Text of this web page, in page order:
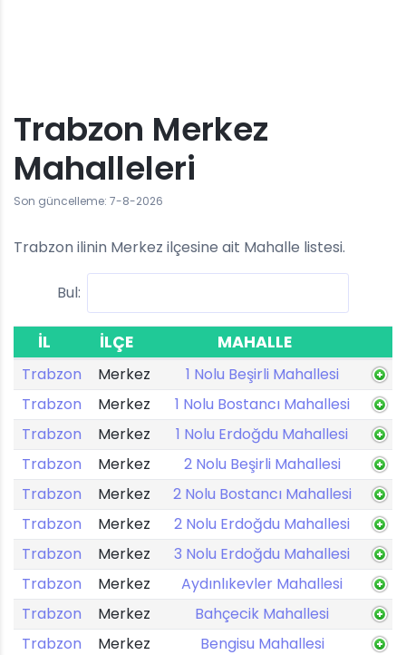
Trabzon Merkez
Mahalleleri
Son güncelleme: 7-8-2026
Trabzon ilinin Merkez ilçesine ait Mahalle listesi.
Bul:
İL İLÇE MAHALLE
Trabzon Merkez
1 Nolu Beşirli Mahallesi
Trabzon
Merkez
1 Nolu Bostancı Mahallesi
Trabzon
Merkez
1 Nolu Erdoğdu Mahallesi
Trabzon
Merkez
2 Nolu Beşirli Mahallesi
Trabzon
Merkez
2 Nolu Bostancı Mahallesi
Trabzon
Merkez
2 Nolu Erdoğdu Mahallesi
Trabzon
Merkez
3 Nolu Erdoğdu Mahallesi
Trabzon
Merkez
Aydınlıkevler Mahallesi
Trabzon
Merkez
Bahçecik Mahallesi
Trabzon
Merkez
Bengisu Mahallesi